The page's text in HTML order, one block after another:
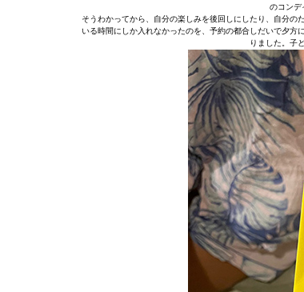
のコンデ
そうわかってから、自分の楽しみを後回しにしたり、自分
いる時間にしか入れなかったのを、予約の都合しだいで夕方
りました。子